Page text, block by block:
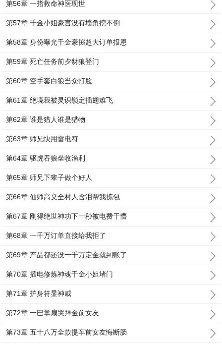
第56章 一指救命神医现世
第57章 千金小姐豪言没有墙角挖不倒
第58章 身份曝光千金豪掷超大订单报恩
第59章 死亡任务前夕豺狼登门
第60章 空手套白狼当众打脸
第61章 绝境我被灵识锁定插翅难飞
第62章 谁是猎人谁是猎物
第63章 师兄快用雷电符
第64章 驱虎吞狼坐收渔利
第65章 师兄下辈子做个好人
第66章 仙师高义全村人含泪帮我拣包
第67章 刚得绝世神功下一秒被电费干懵
第68章 一千万订单直接给我拒了
第69章 产品都还没一千万定金就到账了
第70章 插电修炼神魂千金小姐堵门
第71章 护身符显神威
第72章 一巴掌扇哭拜金前女友
第73章 五十八万全款提车前女友悔断肠